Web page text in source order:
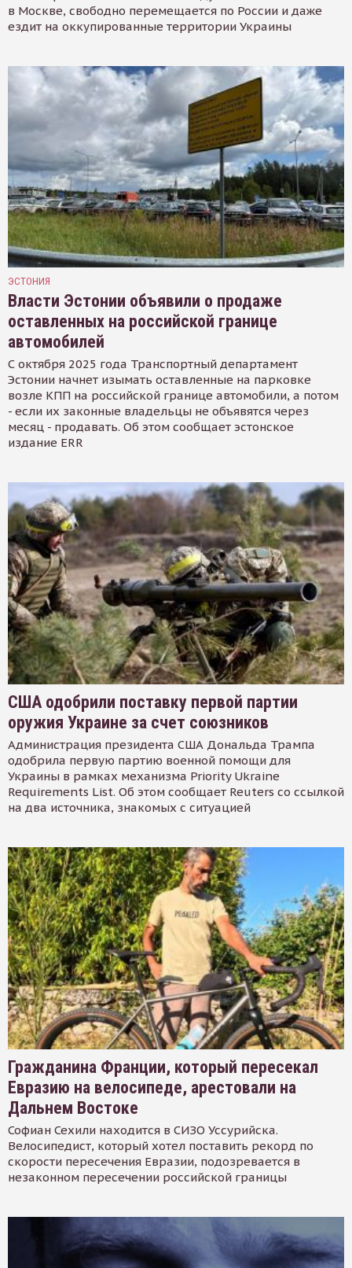
в Москве, свободно перемещается по России и даже
ездит на оккупированные территории Украины
ЭСТОНИЯ
Власти Эстонии объявили о продаже
оставленных на российской границе
автомобилей
С октября 2025 года Транспортный департамент
Эстонии начнет изымать оставленные на парковке
возле КПП на российской границе автомобили, а потом
- если их законные владельцы не объявятся через
месяц - продавать. Об этом сообщает эстонское
издание ERR
США одобрили поставку первой партии
оружия Украине за счет союзников
Администрация президента США Дональда Трампа
одобрила первую партию военной помощи для
Украины в рамках механизма Priority Ukraine
Requirements List. Об этом сообщает Reuters со ссылкой
на два источника, знакомых с ситуацией
Гражданина Франции, который пересекал
Евразию на велосипеде, арестовали на
Дальнем Востоке
Софиан Сехили находится в СИЗО Уссурийска.
Велосипедист, который хотел поставить рекорд по
скорости пересечения Евразии, подозревается в
незаконном пересечении российской границы